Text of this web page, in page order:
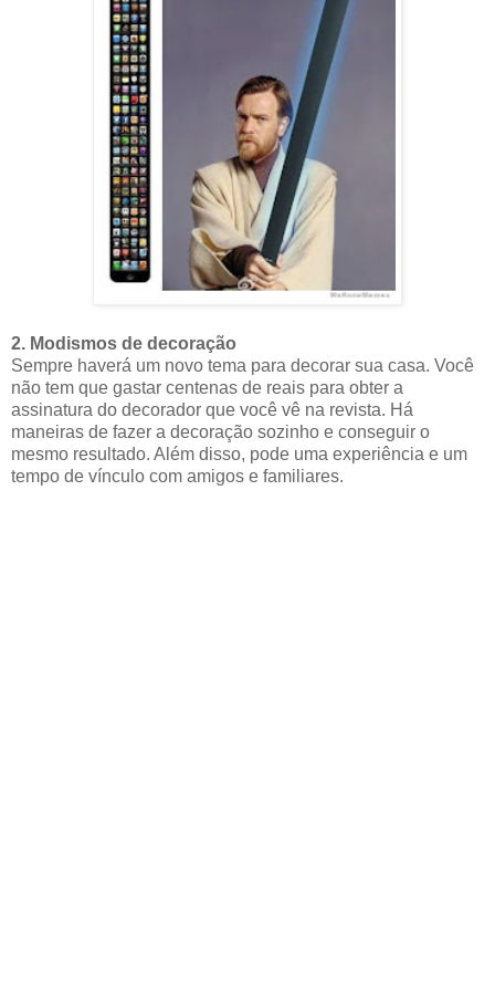
2. Modismos de decoração
Sempre haverá um novo tema para decorar sua casa. Você
não tem que gastar centenas de reais para obter a
assinatura do decorador que você vê na revista. Há
maneiras de fazer a decoração sozinho e conseguir o
mesmo resultado. Além disso, pode uma experiência e um
tempo de vínculo com amigos e familiares.